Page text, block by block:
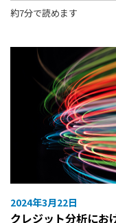
約7分で読めます
2024年3月22日
クレジット分析に